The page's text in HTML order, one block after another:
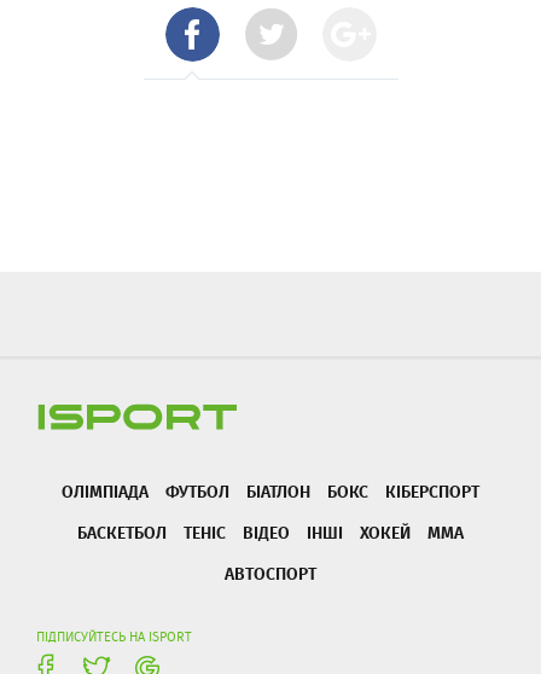
ОЛІМПІАДА ФУТБОЛ БІАТЛОН БОКС
КІБЕРСПОРТ
БАСКЕТБОЛ
ТЕНІС ВІДЕО ІНШІ ХОКЕЙ
ММА
АВТОСПОРТ
ПІДПИСУЙТЕСЬ НА ISPORT